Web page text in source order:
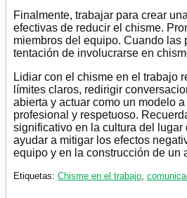
Finalmente, trabajar para crear
efectivas de reducir el chisme.
miembros del equipo. Cuando las
tentación de involucrarse en
Lidiar con el chisme en el trabajo
límites claros, redirigir
abierta y actuar como un modelo
profesional y respetuoso.
significativo en la cultura del
ayudar a mitigar los efectos
equipo y en la construcción de un
Etiquetas: Chisme en el trabajo,